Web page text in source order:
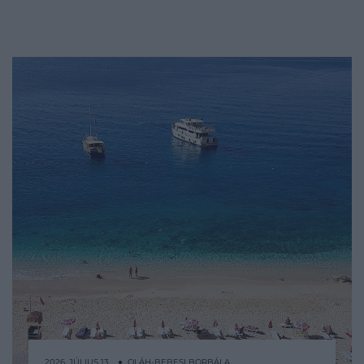
2026. JÚLIUS 13. ● OLÁH-BEBESI BORBÁLA